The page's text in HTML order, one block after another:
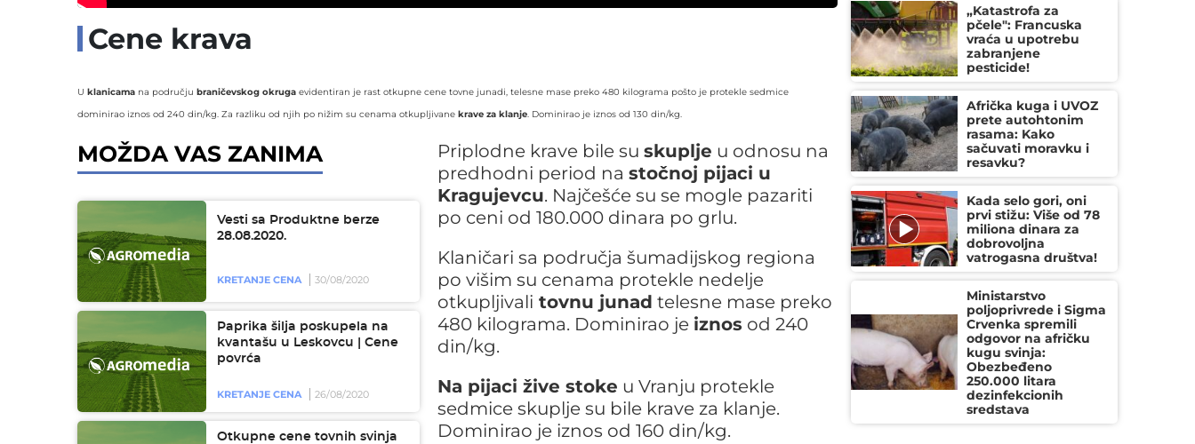
Cene krava
U klanicama na području braničevskog okruga evidentiran je rast otkupne cene tovne junadi, telesne mase preko 480 kilograma pošto je protekle sedmice
dominirao iznos od 240 din/kg. Za razliku od njih po nižim su cenama otkupljivane krave za klanje. Dominirao je iznos od 130 din/kg.
MOŽDA VAS ZANIMA
Vesti sa Produktne berze
28.08.2020.
KRETANJE CENA 30/08/2020
Paprika šilja poskupela na
kvantašu u Leskovcu | Cene
povrća
KRETANJE CENA 26/08/2020
Otkupne cene tovnih svinja
Priplodne krave bile su skuplje u odnosu na
predhodni period na stočnoj pijaci u
Kragujevcu. Najčešće su se mogle pazariti
po ceni od 180.000 dinara po grlu.
Klaničari sa područja šumadijskog regiona
po višim su cenama protekle nedelje
otkupljivali tovnu junad telesne mase preko
480 kilograma. Dominirao je iznos od 240
din/kg.
Na pijaci žive stoke u Vranju protekle
sedmice skuplje su bile krave za klanje.
Dominirao je iznos od 160 din/kg.
„Katastrofa za
pčele": Francuska
vraća u upotrebu
zabranjene
pesticide!
Afrička kuga i UVOZ
prete autohtonim
rasama: Kako
sačuvati moravku i
resavku?
Kada selo gori, oni
prvi stižu: Više od 78
miliona dinara za
dobrovoljna
vatrogasna društva!
Ministarstvo
poljoprivrede i Sigma
Crvenka spremili
odgovor na afričku
kugu svinja:
Obezbeđeno
250.000 litara
dezinfekcionih
sredstava